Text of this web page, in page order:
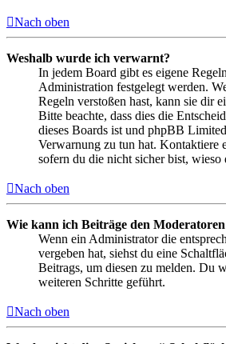
Nach oben
Weshalb wurde ich verwarnt?
In jedem Board gibt es eigene
Administration festgelegt werden.
Regeln verstoßen hast, kann sie dir
Bitte beachte, dass dies die
dieses Boards ist und phpBB
Verwarnung zu tun hat. Kontaktiere
sofern du die nicht sicher bist,
Nach oben
Wie kann ich Beiträge den Moderatoren
Wenn ein Administrator die
vergeben hat, siehst du eine
Beitrags, um diesen zu melden. Du
weiteren Schritte geführt.
Nach oben